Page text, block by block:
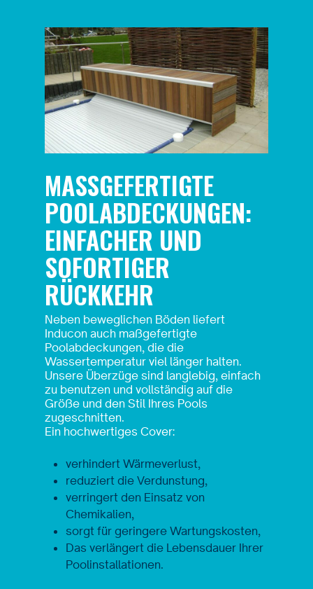
MASSGEFERTIGTE P
OOLABDECKUNGEN:
EINFACHER UND
SOFORTIGER
RÜCKKEHR
Neben beweglichen Böden liefert
Inducon auch maßgefertigte
Poolabdeckungen, die die
Wassertemperatur viel länger halten.
Unsere Überzüge sind langlebig, einfach
zu benutzen und vollständig auf die
Größe und den Stil Ihres Pools
zugeschnitten.
Ein hochwertiges Cover:
verhindert Wärmeverlust,
reduziert die Verdunstung,
verringert den Einsatz von
Chemikalien,
sorgt für geringere Wartungskosten,
Das verlängert die Lebensdauer Ihrer
Poolinstallationen.